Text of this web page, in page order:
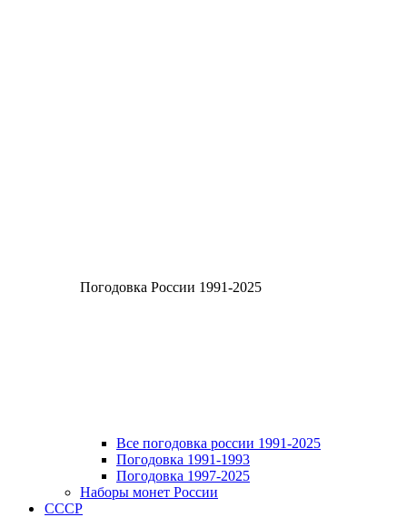
Погодовка России 1991-2025
Все погодовка россии 1991-2025
Погодовка 1991-1993
Погодовка 1997-2025
Наборы монет России
СССР